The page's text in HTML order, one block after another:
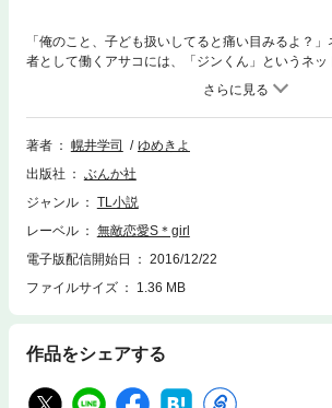
「俺のこと、子ども扱いしてると痛い目みるよ？
者として働くアサコには、「ジンくん」というネッ
イフレンドがいる。仕事で深夜までボロボロになる
充大学生。リアルな世界では出会うはずがない二人
「恋人同士」を演じることになって…。画面越しで
温やまっすぐな視線についほだされて……。え？
ュンが止まらない!!
著者 幌井学司
ゆめきよ
出版社
ぶんか社
ジャンル
TL小説
レーベル
無敵恋愛S＊girl
電子版配信開始日
2016/12/22
ファイルサイズ
1.36 MB
作品をシェアする